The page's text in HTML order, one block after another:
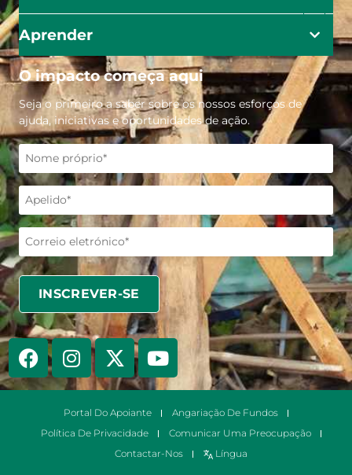
Aprender
O impacto começa aqui
Seja o primeiro a saber sobre os nossos esforços de
ajuda, iniciativas e oportunidades de ação.
Portal Do Apoiante
Angariação De Fundos
Política De Privacidade
Comunicar Uma Preocupação
Contactar-Nos
Língua